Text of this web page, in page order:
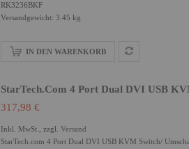
RK3236BKF
Versandgewicht: 3.45 kg
IN DEN WARENKORB
StarTech.com 4 Port Dual DVI USB
317,98 €
Inkl. MwSt., zzgl. Versand
StarTech.com 4 Port Dual DVI USB KVM Switch/